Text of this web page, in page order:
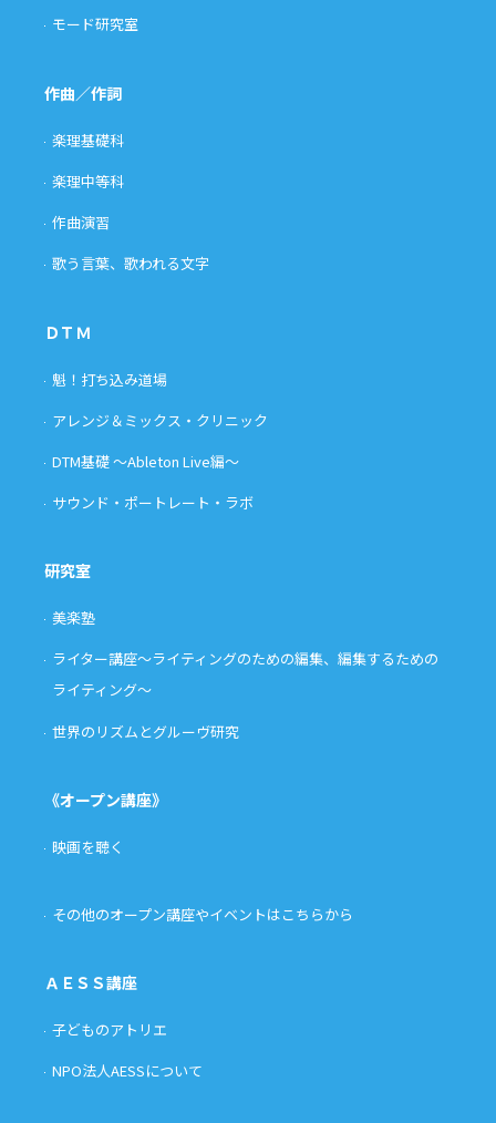
モード研究室
作曲／作詞
楽理基礎科
楽理中等科
作曲演習
歌う言葉、歌われる文字
ＤＴＭ
魁！打ち込み道場
アレンジ＆ミックス・クリニック
DTM基礎 〜Ableton Live編〜
サウンド・ポートレート・ラボ
研究室
美楽塾
ライター講座〜ライティングのための編集、編集するための
ライティング〜
世界のリズムとグルーヴ研究
《オープン講座》
映画を聴く
その他のオープン講座やイベントはこちらから
ＡＥＳＳ講座
子どものアトリエ
NPO法人AESSについて